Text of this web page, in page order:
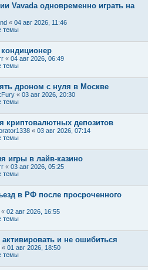
Vavada одновременно играть на
« 04 авг 2026, 11:46
темы
« 04 авг 2026, 06:49
темы
дроном с нуля в Москве
« 03 авг 2026, 20:30
темы
криптовалютных депозитов
« 03 авг 2026, 07:14
темы
игры в лайв-казино
« 03 авг 2026, 05:25
темы
в РФ после просроченного
« 02 авг 2026, 16:55
темы
и не ошибиться
« 01 авг 2026, 18:50
темы